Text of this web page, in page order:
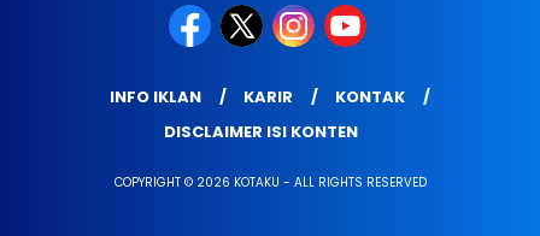
INFO IKLAN KARIR
KONTAK
DISCLAIMER ISI KONTEN
COPYRIGHT © 2026 KOTAKU - ALL RIGHTS RESERVED